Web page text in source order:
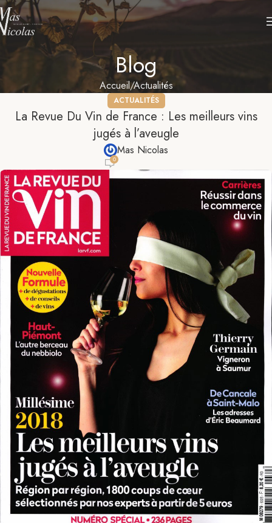
Blog
Accueil Actualités
ACTUALITÉS
La Revue Du Vin de France : Les meilleurs vins
jugés à l’aveugle
Mas Nicolas
0